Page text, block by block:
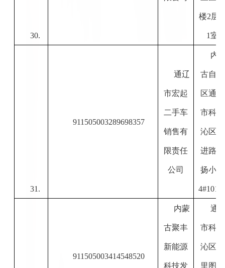
30.
楼2层
1室
31.
911505003289698357
通辽
市宏起
二手车
销售有
限责任
公司
内
古自治
区通辽
市科尔
沁区前
进路弘
扬小区
4#101
911505003414548520
内蒙
古聚丰
新能源
科技发
通
市科尔
沁区木
里图镇